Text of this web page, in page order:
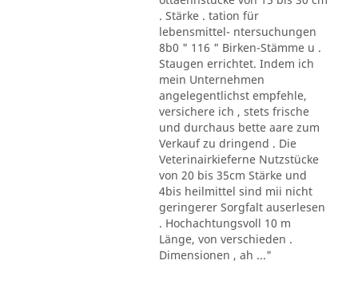
. Stärke . tation für
lebensmittel- ntersuchungen
8b0 " 116 " Birken-Stämme u .
Staugen errichtet. Indem ich
mein Unternehmen
angelegentlichst empfehle,
versichere ich , stets frische
und durchaus bette aare zum
Verkauf zu dringend . Die
Veterinairkieferne Nutzstücke
von 20 bis 35cm Stärke und
4bis heilmittel sind mii nicht
geringerer Sorgfalt auserlesen
. Hochachtungsvoll 10 m
Länge, von verschieden .
Dimensionen , ah ..."